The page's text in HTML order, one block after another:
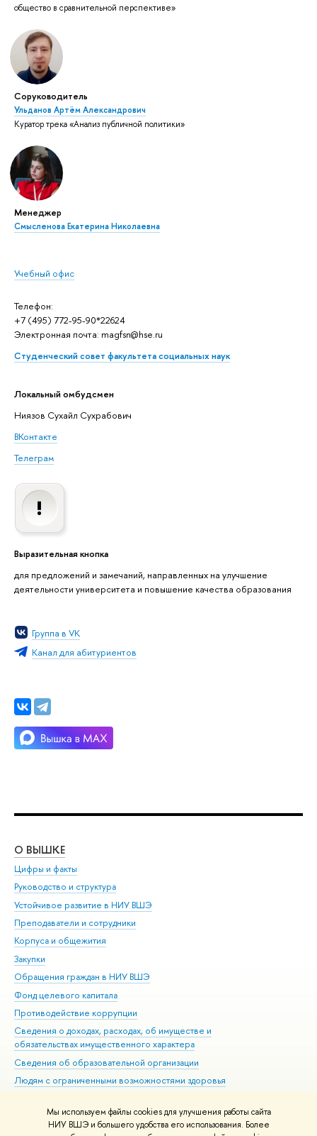
Мы используем файлы cookies для улучшения работы сайта
НИУ ВШЭ и большего удобства его использования. Более
общество в сравнительной перспективе»
Соруководитель
Ульданов Артём Александрович
Куратор трека «Анализ публичной политики»
Менеджер
Смысленова Екатерина Николаевна
Учебный офис
Телефон:
+7 (495) 772-95-90*22624
Электронная почта: magfsn@hse.ru
Студенческий совет факультета социальных наук
Локальный омбудсмен
Ниязов Сухайл Сухрабович
ВКонтакте
Телеграм
Выразительная кнопка
для предложений и замечаний, направленных на улучшение
деятельности университета и повышение качества образования
Группа в VK
Канал для абитуриентов
О ВЫШКЕ
Цифры и факты
Руководство и структура
Устойчивое развитие в НИУ ВШЭ
Преподаватели и сотрудники
Корпуса и общежития
Закупки
Обращения граждан в НИУ ВШЭ
Фонд целевого капитала
Противодействие коррупции
Сведения о доходах, расходах, об имуществе и
обязательствах имущественного характера
Сведения об образовательной организации
Людям с ограниченными возможностями здоровья
Работа в Вышке